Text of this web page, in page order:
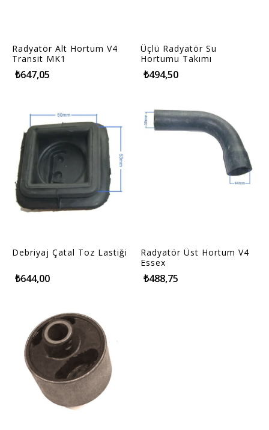
Radyatör Alt Hortum V4
Transit MK1
₺647,05
Üçlü Radyatör Su
Hortumu Takımı
₺494,50
Debriyaj Çatal Toz Lastiği
₺644,00
Radyatör Üst Hortum V4
Essex
₺488,75